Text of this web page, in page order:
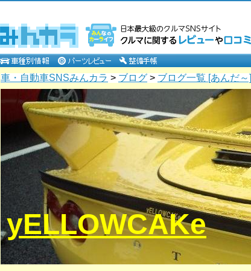
車・自動車SNSみんカラ > ブログ > ブログ一覧 [あんだ～]
yELLOWCAKe